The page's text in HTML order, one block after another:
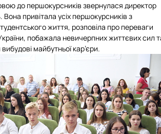
до першокурсників звернулася директор
. Вона привітала усіх першокурсників з
життя, розповіла про переваги
побажала невичерпних життєвих сил
вибудові майбутньої кар’єри.